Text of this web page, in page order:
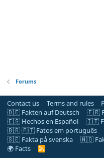
Forums
Contact us Terms and rules
🇩🇪 Fakten auf Deutsch
🇫🇷
🇪🇸 Hechos en Español
🇮🇹
🇧🇷 🇵🇹 Fatos em português
🇸🇪 Fakta på svenska
🇳🇴
🌍 Facts
R